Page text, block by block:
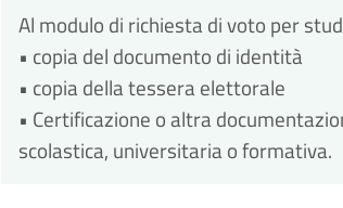
Al modulo di richiesta di voto per
• copia del documento di identità
• copia della tessera elettorale
• Certificazione o altra
scolastica, universitaria o formativa.